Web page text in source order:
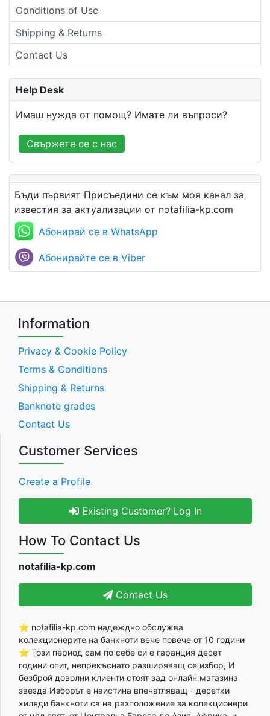
Conditions of Use
Shipping & Returns
Contact Us
Help Desk
Имаш нужда от помощ? Имате ли въпроси?
Свържете се с нас
Бъди първият Присъедини се към моя канал за
известия за актуализации от notafilia-kp.com
Абонирай се в WhatsApp
Абонирайте се в Viber
Information
Privacy & Cookie Policy
Terms & Conditions
Shipping & Returns
Banknote grades
Contact Us
Customer Services
Create a Profile
Existing Customer? Log In
How To Contact Us
notafilia-kp.com
Contact Us
⭐ notafilia-kp.com надеждно обслужва
колекционерите на банкноти вече повече от 10 години
⭐ Този период сам по себе си е гаранция десет
години опит, непрекъснато разширяващ се избор, И
безброй доволни клиенти стоят зад онлайн магазина
звезда Изборът е наистина впечатляващ - десетки
хиляди банкноти са на разположение за колекционери